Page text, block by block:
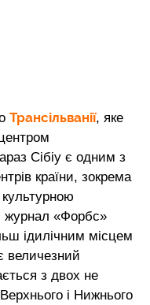
Трансільванії, яке
Сібіу є одним з
країни, зокрема
журнал «Форбс»
ідилічним місцем
величезний
з двох не
і Нижнього